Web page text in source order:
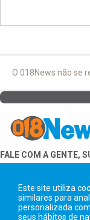
O 018News não se
Este site utiliza
similares para
personalizada
seus hábitos de
FALE COM A GENTE,